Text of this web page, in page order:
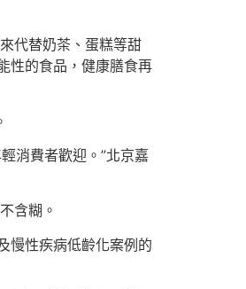
代替奶茶、蛋糕等甜
性的食品，健康膳食再
消費者歡迎。”北京嘉
含糊。
慢性疾病低齡化案例的